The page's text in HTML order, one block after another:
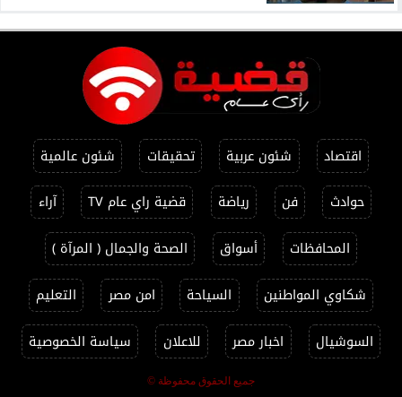
اقتصاد شئون عربية تحقيقات
شئون عالمية
حوادث
فن رياضة قضية راي عام TV
آراء
المحافظات
أسواق
الصحة والجمال ( المرآة )
شكاوي المواطنين
السياحة امن مصر
التعليم
السوشيال
اخبار مصر للاعلان سياسة الخصوصية
جميع الحقوق محفوظة ©